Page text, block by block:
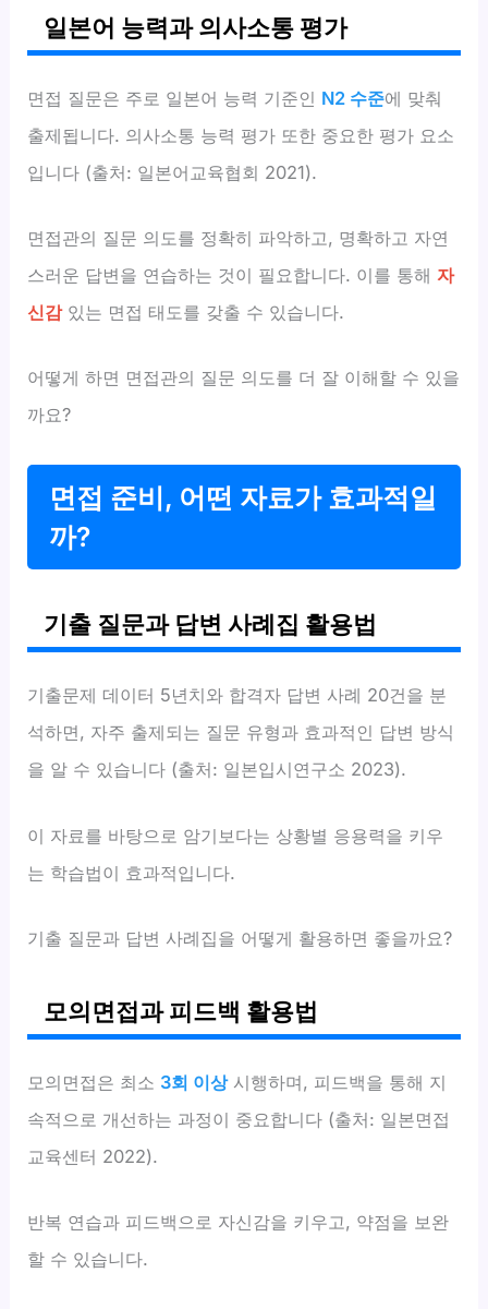
일본어 능력과 의사소통 평가
면접 질문은 주로 일본어 능력 기준인 N2 수준에 맞춰
출제됩니다. 의사소통 능력 평가 또한 중요한 평가 요소
입니다 (출처: 일본어교육협회 2021).
면접관의 질문 의도를 정확히 파악하고, 명확하고 자연
스러운 답변을 연습하는 것이 필요합니다. 이를 통해자
신감있는 면접 태도를 갖출 수 있습니다.
어떻게 하면 면접관의 질문 의도를 더 잘 이해할 수 있을
까요?
면접 준비, 어떤 자료가 효과적일
까?
기출 질문과 답변 사례집 활용법
기출문제 데이터 5년치와 합격자 답변 사례 20건을 분
석하면, 자주 출제되는 질문 유형과 효과적인 답변 방식
을 알 수 있습니다 (출처: 일본입시연구소 2023).
이 자료를 바탕으로 암기보다는 상황별 응용력을 키우
는 학습법이 효과적입니다.
기출 질문과 답변 사례집을 어떻게 활용하면 좋을까요?
모의면접과 피드백 활용법
모의면접은 최소 3회 이상시행하며, 피드백을 통해 지
속적으로 개선하는 과정이 중요합니다 (출처: 일본면접
교육센터 2022).
반복 연습과 피드백으로 자신감을 키우고, 약점을 보완
할 수 있습니다.